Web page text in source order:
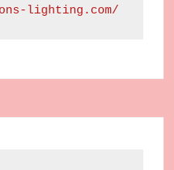
lighting.com/